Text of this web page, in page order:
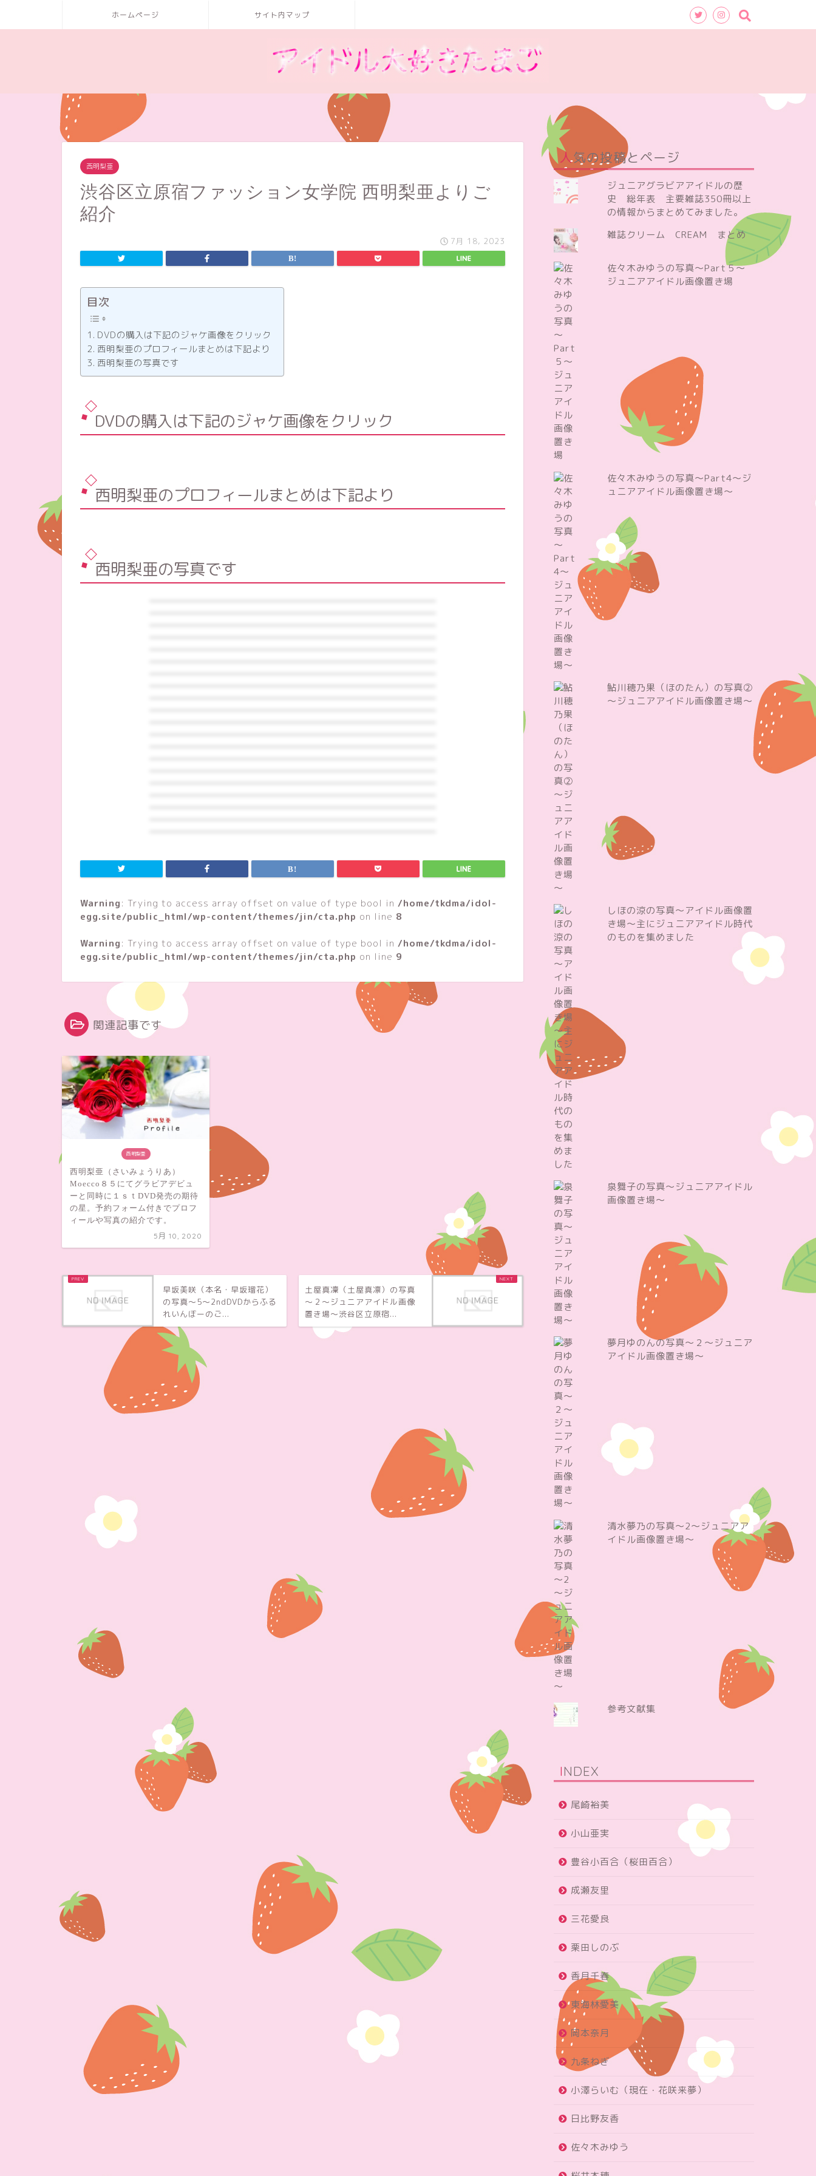
ホームページ サイト内マップ
西明梨亜
渋谷区立原宿ファッション女学院 西明梨亜よりご
紹介
7月 18, 2023
目次
DVDの購入は下記のジャケ画像をクリック
西明梨亜のプロフィールまとめは下記より
西明梨亜の写真です
DVDの購入は下記のジャケ画像をクリック
西明梨亜のプロフィールまとめは下記より
西明梨亜の写真です
Warning: Trying to access array offset on value of type bool in /home/tkdma/idol-
egg.site/public_html/wp-content/themes/jin/cta.php on line 8
Warning: Trying to access array offset on value of type bool in /home/tkdma/idol-
egg.site/public_html/wp-content/themes/jin/cta.php on line 9
関連記事です
西明梨亜
西明梨亜（さいみょうりあ）
Moecco８５にてグラビアデビュ
ーと同時に１ｓｔDVD発売の期待
の星。予約フォーム付きでプロフ
ィールや写真の紹介です。
5月 10, 2020
早坂美咲（本名・早坂瑠花）
の写真～5～2ndDVDからふる
れいんぼーのご...
土屋真凜（土屋真凛）の写真
～２～ジュニアアイドル画像
置き場～渋谷区立原宿...
人気の投稿とページ
ジュニアグラビアアイドルの歴
史 総年表 主要雑誌350冊以上
の情報からまとめてみました。
雑誌クリーム CREAM まとめ
佐々木みゆうの写真～Part５～
ジュニアアイドル画像置き場
佐々木みゆうの写真～Part4～ジ
ュニアアイドル画像置き場～
鮎川穂乃果（ほのたん）の写真②
～ジュニアアイドル画像置き場～
しほの涼の写真～アイドル画像置
き場～主にジュニアアイドル時代
のものを集めました
泉舞子の写真～ジュニアアイドル
画像置き場～
夢月ゆのんの写真～２～ジュニア
アイドル画像置き場～
清水夢乃の写真～2～ジュニアア
イドル画像置き場～
参考文献集
INDEX
尾崎裕美
小山亜実
豊谷小百合（桜田百合）
成瀬友里
三花愛良
栗田しのぶ
香月千春
東海林愛美
岡本奈月
九条ねぎ
小澤らいむ（現在・花咲来夢）
日比野友香
佐々木みゆう